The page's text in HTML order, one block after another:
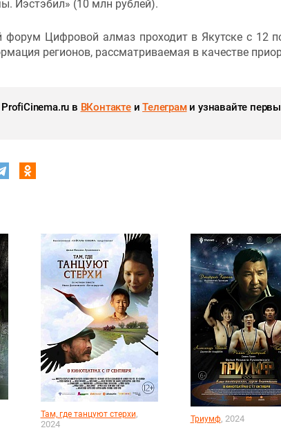
Иэстэбил» (10 млн рублей).
форум Цифровой алмаз проходит в Якутске с 12
регионов, рассматриваемая в качестве
в ВКонтактеиТелеграми узнавайте
Там, где танцуют стерхи,
2024
Триумф, 2024